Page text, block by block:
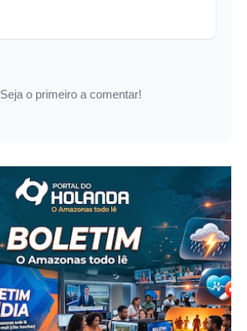
Seja o primeiro a comentar!